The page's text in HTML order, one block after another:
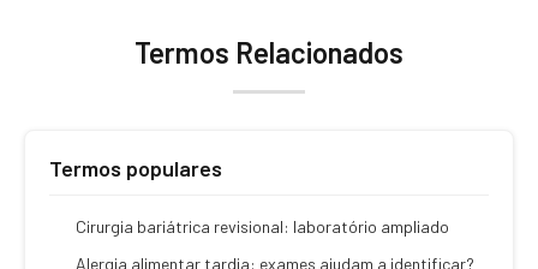
Termos Relacionados
Termos populares
Cirurgia bariátrica revisional: laboratório ampliado
Alergia alimentar tardia: exames ajudam a identificar?